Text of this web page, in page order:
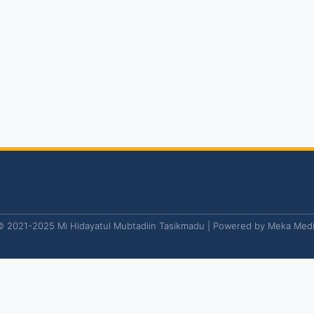
2021-2025 Mi Hidayatul Mubtadiin Tasikmadu | Powered by Meka